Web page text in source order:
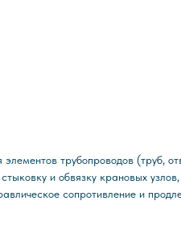
трубопроводов (труб,
и обвязку крановых
сопротивление и